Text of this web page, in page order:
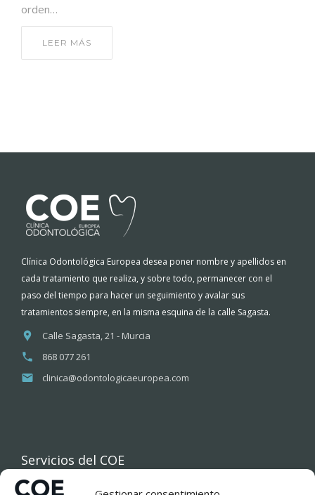
orden…
LEER MÁS
Clínica Odontológica Europea desea poner nombre y apellidos en
cada tratamiento que realiza, y sobre todo, permanecer con el
paso del tiempo para hacer un seguimiento y avalar sus
tratamientos siempre, en la misma esquina de la calle Sagasta.
Calle Sagasta, 21 - Murcia
868 077 261
clinica@odontologicaeuropea.com
Servicios del COE